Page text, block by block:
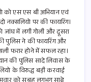
को एस एस बी अभियान एवं
नक्सलियो पर की फायरिंग।
में लगी गोली और दूसरा
पुलिस ने की फायरिंग और
फरार होने में सफल रहा।
की पुलिस सादे लिवास के
के विरुद्ध बड़ी करवाई